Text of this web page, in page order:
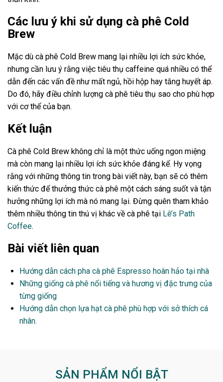
Các lưu ý khi sử dụng cà phê Cold
Brew
Mặc dù cà phê Cold Brew mang lại nhiều lợi ích sức khỏe,
nhưng cần lưu ý rằng việc tiêu thụ caffeine quá nhiều có thể
dẫn đến các vấn đề như mất ngủ, hồi hộp hay tăng huyết áp.
Do đó, hãy điều chỉnh lượng cà phê tiêu thụ sao cho phù hợp
với cơ thể của bạn.
Kết luận
Cà phê Cold Brew không chỉ là một thức uống ngon miệng
mà còn mang lại nhiều lợi ích sức khỏe đáng kể. Hy vọng
rằng với những thông tin trong bài viết này, bạn sẽ có thêm
kiến thức để thưởng thức cà phê một cách sáng suốt và tận
hưởng những lợi ích mà nó mang lại. Đừng quên tham khảo
thêm nhiều thông tin thú vị khác về cà phê tại Lê’s Path
Coffee.
Bài viết liên quan
Hướng dẫn cách pha cà phê Espresso hoàn hảo tại nhà
Những giống cà phê nổi tiếng và hương vị đặc trưng của
từng giống
Hướng dẫn chọn lựa hạt cà phê phù hợp với sở thích cá
nhân.
SẢN PHẨM NỔI BẬT